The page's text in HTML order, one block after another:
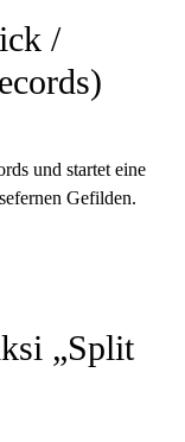
/
und startet eine
Gefilden.
„Split